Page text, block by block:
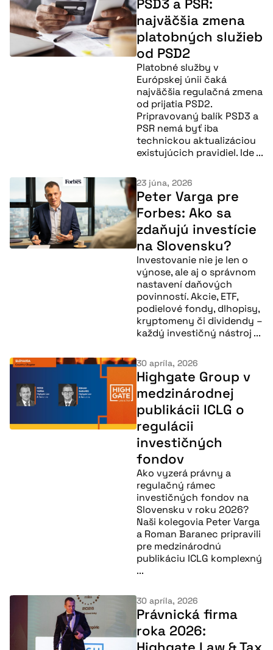
PSD3 a PSR:
najväčšia zmena
platobných služieb
od PSD2
Platobné služby v
Európskej únii čaká
najväčšia regulačná zmena
od prijatia PSD2.
Pripravovaný balík PSD3 a
PSR nemá byť iba
technickou aktualizáciou
existujúcich pravidiel. Ide ...
23 júna, 2026
Peter Varga pre
Forbes: Ako sa
zdaňujú investície
na Slovensku?
Investovanie nie je len o
výnose, ale aj o správnom
nastavení daňových
povinností. Akcie, ETF,
podielové fondy, dlhopisy,
kryptomeny či dividendy –
každý investičný nástroj ...
30 apríla, 2026
Highgate Group v
medzinárodnej
publikácii ICLG o
regulácii
investičných
fondov
Ako vyzerá právny a
regulačný rámec
investičných fondov na
Slovensku v roku 2026?
Naši kolegovia Peter Varga
a Roman Baranec pripravili
pre medzinárodnú
publikáciu ICLG komplexný
...
30 apríla, 2026
Právnická firma
roka 2026: